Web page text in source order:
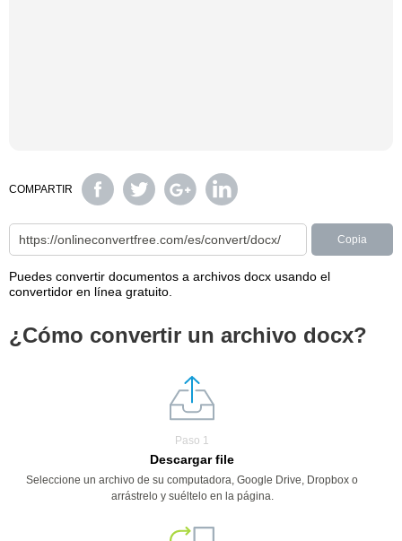
COMPARTIR
Copia
Puedes convertir documentos a archivos docx usando el
convertidor en línea gratuito.
¿Cómo convertir un archivo docx?
Paso 1
Descargar file
Seleccione un archivo de su computadora, Google Drive, Dropbox o
arrástrelo y suéltelo en la página.